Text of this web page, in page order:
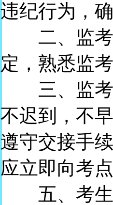
违纪行为，
二、监考
定，熟悉监
三、监考
不迟到，不
遵守交接手
应立即向考
五、考生